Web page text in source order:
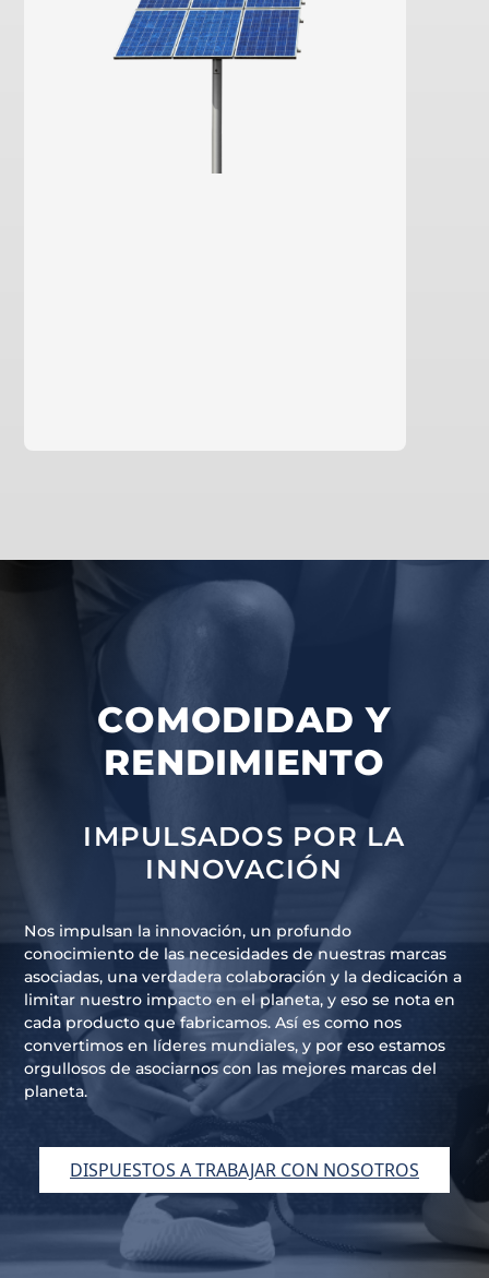
COMODIDAD Y
RENDIMIENTO
IMPULSADOS POR LA
INNOVACIÓN
Nos impulsan la innovación, un profundo
conocimiento de las necesidades de nuestras marcas
asociadas, una verdadera colaboración y la dedicación a
limitar nuestro impacto en el planeta, y eso se nota en
cada producto que fabricamos. Así es como nos
convertimos en líderes mundiales, y por eso estamos
orgullosos de asociarnos con las mejores marcas del
planeta.
DISPUESTOS A TRABAJAR CON NOSOTROS